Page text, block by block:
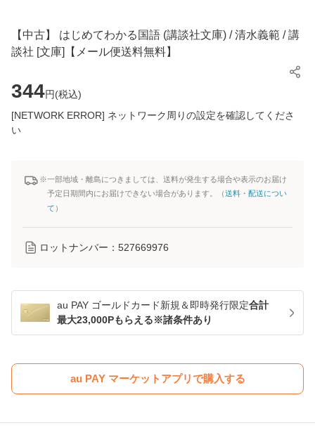
【中古】 はじめてわかる国語 (講談社文庫) / 清水義範 / 講
談社 [文庫]【メール便送料無料】
344円(税込)
[NETWORK ERROR] ネットワーク周りの設定を確認してくださ
い
※一部地域・離島につきましては、送料が発生する場合や表示のお届け
予定日期間内にお届けできない場合があります。（送料・配送につい
て ）
ロットナンバー： 527669976
au PAY ゴールドカード新規＆即時発行限定合計
最大23,000Pもらえる※諸条件あり
au PAY マーケットアプリで購入する